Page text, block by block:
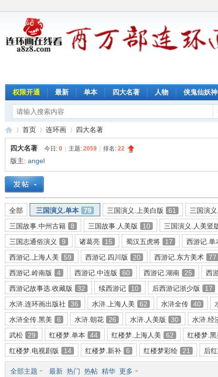
权限开通 最新 单本 四大名著 人物 侠鬼仙妖神
连
环
»
首页
›
连环画
›
四大名著
四大名著 今日: 0 主题: 2059 排名: 22
版主: angel
全部 三国演义.单本 79 三国演义.上美白版 61
三国演
三国故事.中州古籍
8 三国故事.人美版 10
三国演义.人美竖
三国志通俗演义
9 诸葛亮 15 蜀汉五虎将 17
西游记.单
西游记.上海人美
59 西游记.四川版 20 西游记.东方美术
77
西游记.岭南版
4 西游记.中连版 60 西游记.湖南 25
西
西游记故事选.收藏版
32 续西游记 10 后西游记浙少版
17
水浒.连环画出版社
36 水浒.上海人美 62 水浒全传 40
水浒全传.黑美
6 水浒.朝花 26 水浒.人美版 30
水浒.经
武松
29 红楼梦.单本 44 红楼梦.上海人美 62
红楼梦.黑
红楼梦.电视剧版
14 红楼梦.新补 6 红楼梦彩绘 21 后
全部主题 最新 热门 热帖 精华 更多